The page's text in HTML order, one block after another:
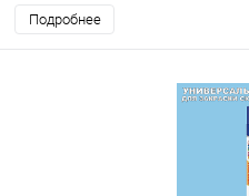
Подробнее